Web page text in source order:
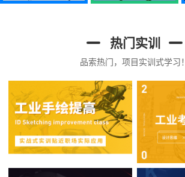
热门实训
品索热门，项目实训式学习！